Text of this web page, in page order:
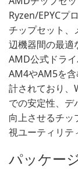
Ryzen/EPYCプ
チップセット、
辺機器間の最適
AMD公式ドライ
AM4やAM5を
計されており
での安定性、デ
向上させるチッ
視ユーティリテ
パッケー